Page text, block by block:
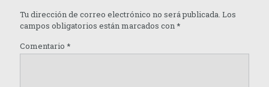
Tu dirección de correo electrónico no será publicada. Los
campos obligatorios están marcados con*
Comentario *